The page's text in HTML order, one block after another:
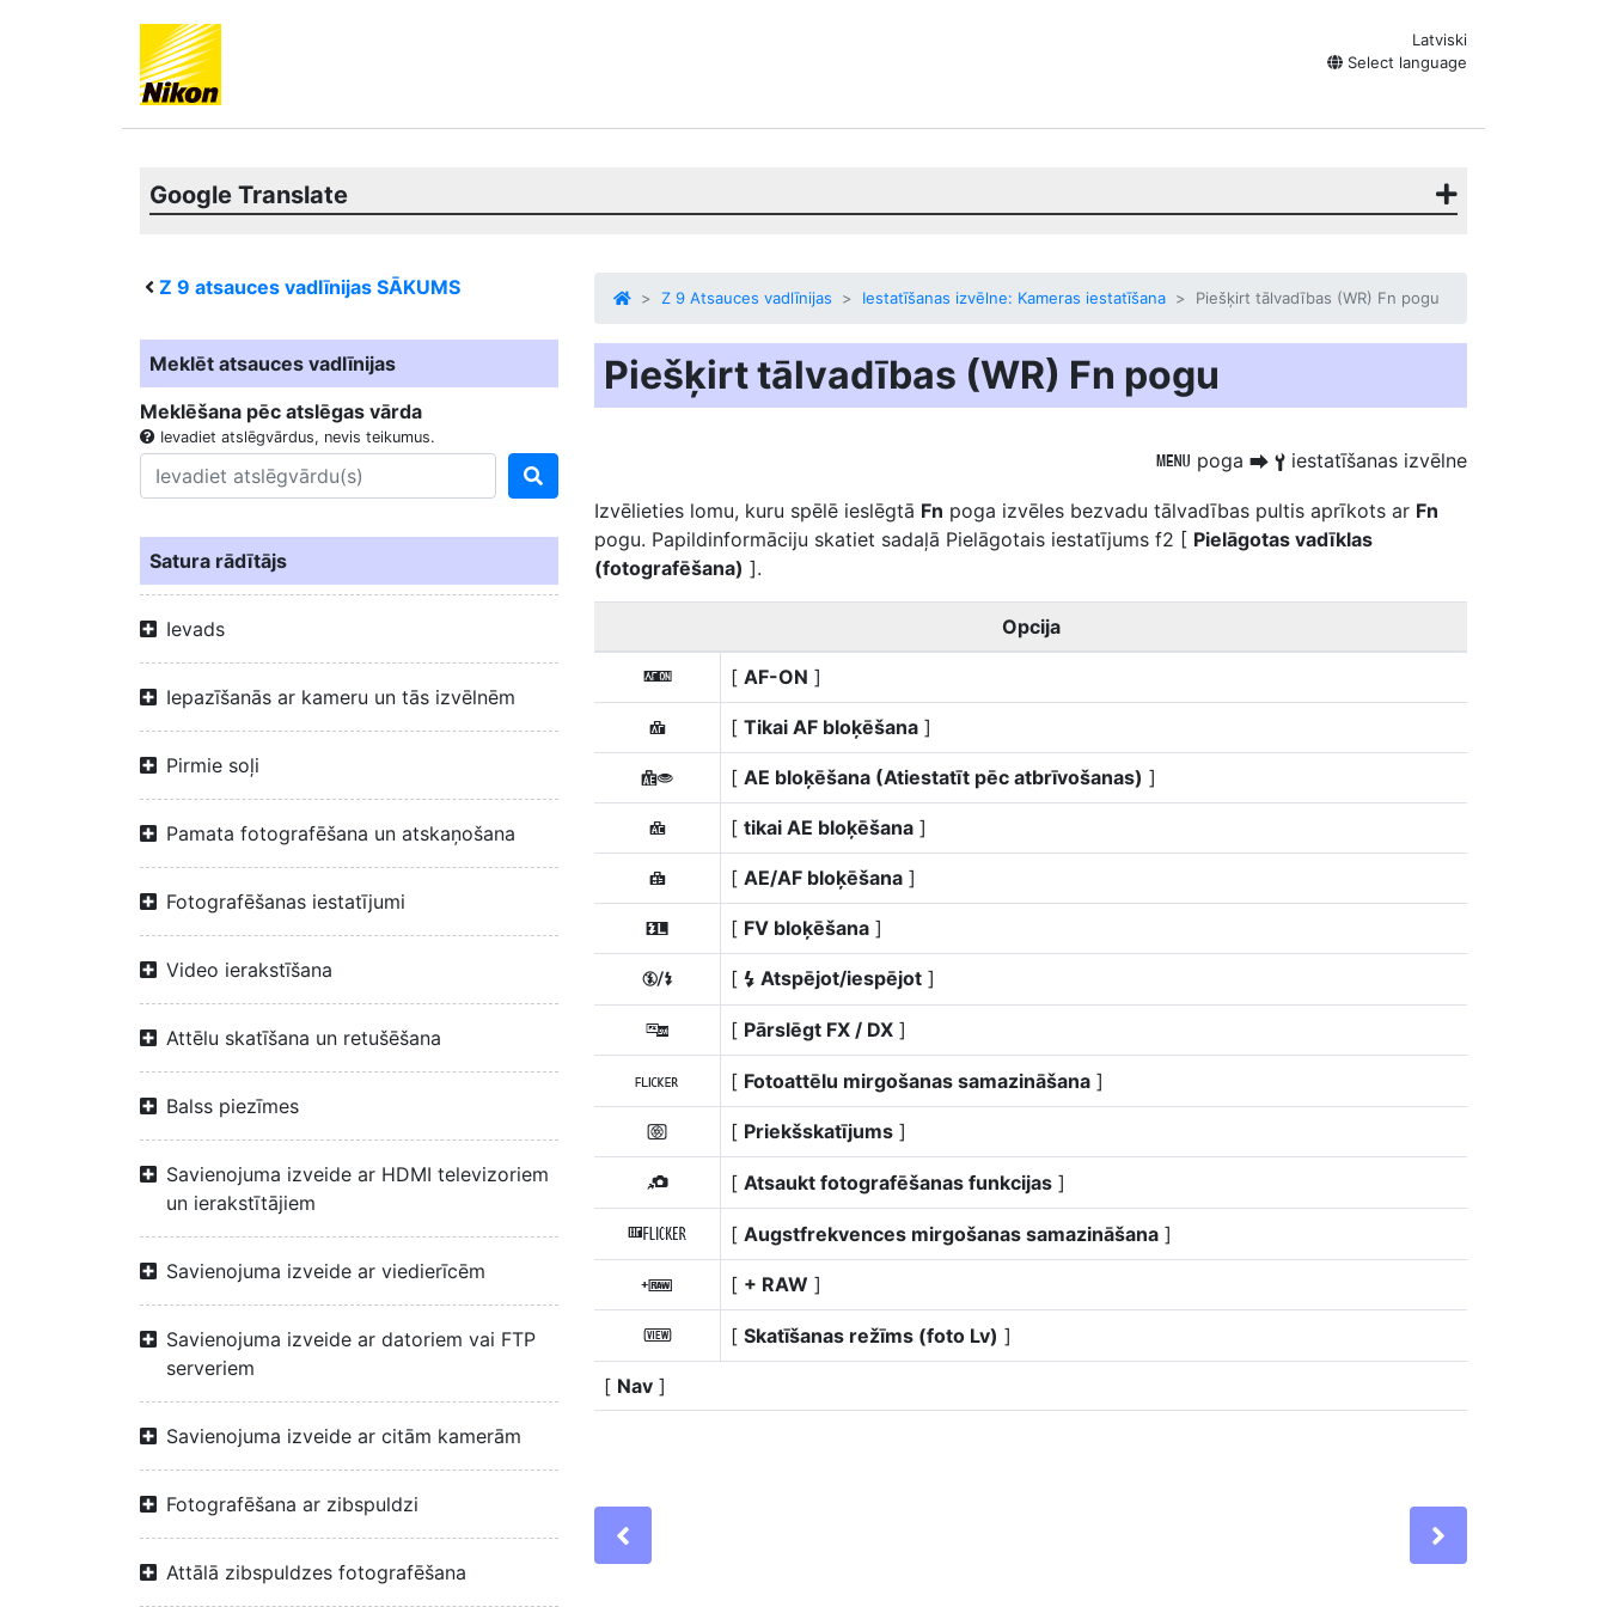
Latviski
Select language
Google Translate
Z 9 atsauces vadlīnijas SĀKUMS
Meklēt atsauces vadlīnijas
Meklēšana pēc atslēgas vārda
Ievadiet atslēgvārdus, nevis teikumus.
Satura rādītājs
Ievads
Iepazīšanās ar kameru un tās izvēlnēm
Pirmie soļi
Pamata fotografēšana un atskaņošana
Fotografēšanas iestatījumi
Video ierakstīšana
Attēlu skatīšana un retušēšana
Balss piezīmes
Savienojuma izveide ar HDMI televizoriem
un ierakstītājiem
Savienojuma izveide ar viedierīcēm
Savienojuma izveide ar datoriem vai FTP
serveriem
Savienojuma izveide ar citām kamerām
Fotografēšana ar zibspuldzi
Attālā zibspuldzes fotografēšana
Z 9 Atsauces vadlīnijas Iestatīšanas izvēlne: Kameras iestatīšana Piešķirt tālvadības (WR) Fn pogu
Piešķirt tālvadības (WR) Fn pogu
G poga U B iestatīšanas izvēlne
Izvēlieties lomu, kuru spēlē ieslēgtā Fn poga izvēles bezvadu tālvadības pultis aprīkots ar Fn
pogu. Papildinformāciju skatiet sadaļā Pielāgotais iestatījums f2 [ Pielāgotas vadīklas
(fotografēšana) ].
Opcija
A [ AF-ON ]
F [ Tikai AF bloķēšana ]
D [ AE bloķēšana (Atiestatīt pēc atbrīvošanas) ]
C [ tikai AE bloķēšana ]
B [ AE/AF bloķēšana ]
r [ FV bloķēšana ]
h [ c Atspējot/iespējot ]
K [ Pārslēgt FX / DX ]
a [ Fotoattēlu mirgošanas samazināšana ]
q [ Priekšskatījums ]
o [ Atsaukt fotografēšanas funkcijas ]
E [ Augstfrekvences mirgošanas samazināšana ]
4 [ + RAW ]
m [ Skatīšanas režīms (foto Lv) ]
[ Nav ]